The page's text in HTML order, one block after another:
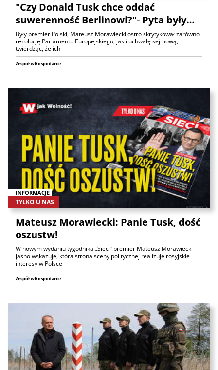
"Czy Donald Tusk chce oddać
suwerenność Berlinowi?"- Pyta były…
Były premier Polski, Mateusz Morawiecki ostro skrytykował zarówno
rezolucję Parlamentu Europejskiego, jak i uchwałę sejmową,
twierdząc, że ich
Zespół wGospodarce
INFORMACJE
TYLKO U NAS
Mateusz Morawiecki: Panie Tusk, dość
oszustw!
W nowym wydaniu tygodnika „Sieci” premier Mateusz Morawiecki
jasno wskazuje, która strona sceny politycznej realizuje rosyjskie
interesy w Polsce
Zespół wGospodarce